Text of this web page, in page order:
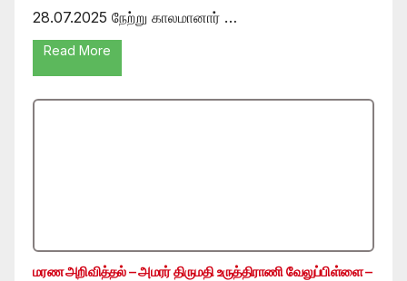
28.07.2025 நேற்று காலமானார் …
Read More
மரண அறிவித்தல் – அமரர் திருமதி உருத்திராணி வேலுப்பிள்ளை –